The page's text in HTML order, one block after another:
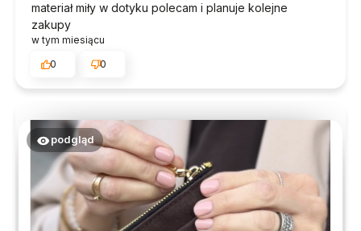
materiał miły w dotyku polecam i planuje kolejne
zakupy
w tym miesiącu
0
0
podgląd